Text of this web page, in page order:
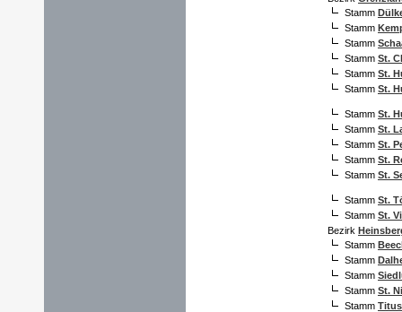
Stamm
Stamm
Stamm
Stamm St.
Stamm St.
Stamm St.
Stamm St.
Stamm St.
Stamm St.
Stamm St.
Stamm St.
Stamm St.
Stamm St.
Bezirk
Stamm
Stamm
Stamm
Stamm St.
Stamm